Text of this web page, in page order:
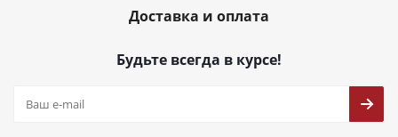
Доставка и оплата
Будьте всегда в курсе!